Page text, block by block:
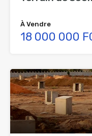
À Vendre
18 000 000